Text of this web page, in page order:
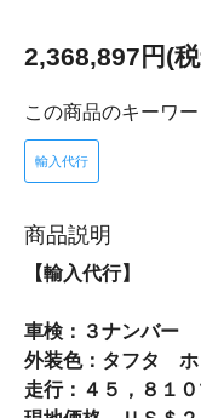
2,368,897円(
この商品のキーワー
輸入代行
商品説明
【輸入代行】
車検：３ナンバー
外装色：タフタ ホ
走行：４５，８１